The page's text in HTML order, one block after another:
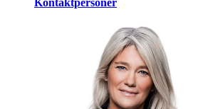
Kontaktpersoner